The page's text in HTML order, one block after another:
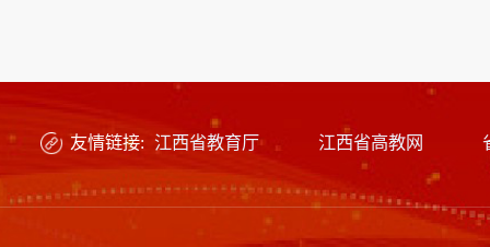
友情链接: 江西省教育厅 江西省高教网